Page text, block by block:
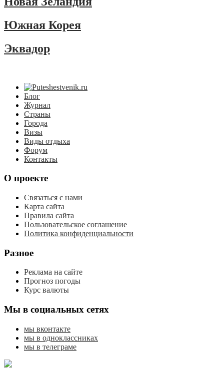
Южная Корея
Эквадор
Блог
Журнал
Страны
Города
Визы
Виды отдыха
Форум
Контакты
О проекте
Связаться с нами
Карта сайта
Правила сайта
Пользовательское соглашение
Политика конфиденциальности
Разное
Реклама на сайте
Прогноз погоды
Курс валюты
Мы в социальных сетях
мы вконтакте
мы в одноклассниках
мы в телеграме